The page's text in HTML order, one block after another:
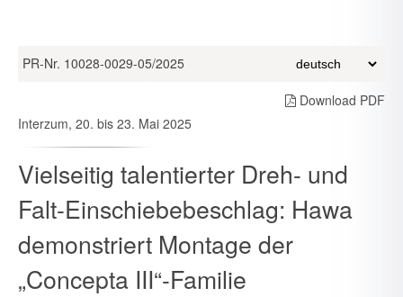
PR-Nr. 10028-0029-05/2025
Download PDF
Interzum, 20. bis 23. Mai 2025
Vielseitig talentierter Dreh- und
Falt-Einschiebebeschlag: Hawa
demonstriert Montage der
„Concepta III“-Familie